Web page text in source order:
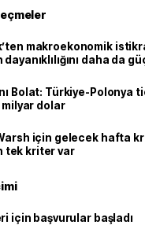
makroekonomik
dayanıklılığını daha da
Bolat: Türkiye-Polonya
milyar dolar
Warsh için gelecek hafta
tek kriter var
için başvurular başladı